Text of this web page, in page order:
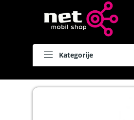
Kategorije